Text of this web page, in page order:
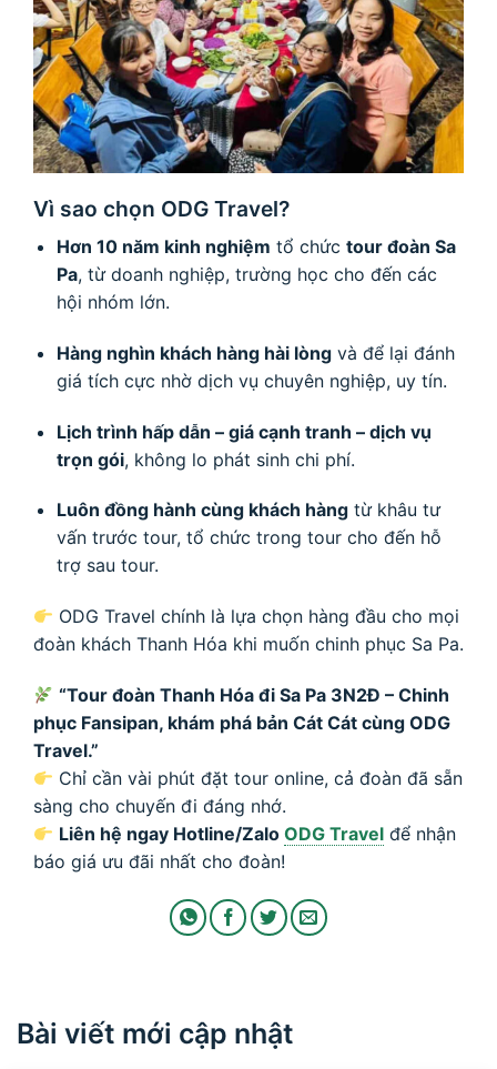
Vì sao chọn ODG Travel?
Hơn 10 năm kinh nghiệm tổ chức tour đoàn Sa
Pa, từ doanh nghiệp, trường học cho đến các
hội nhóm lớn.
Hàng nghìn khách hàng hài lòngvà để lại đánh
giá tích cực nhờ dịch vụ chuyên nghiệp, uy tín.
Lịch trình hấp dẫn – giá cạnh tranh – dịch vụ
trọn gói, không lo phát sinh chi phí.
Luôn đồng hành cùng khách hàngtừ khâu tư
vấn trước tour, tổ chức trong tour cho đến hỗ
trợ sau tour.
ODG Travel chính là lựa chọn hàng đầu cho mọi
đoàn khách Thanh Hóa khi muốn chinh phục Sa Pa.
“Tour đoàn Thanh Hóa đi Sa Pa 3N2Đ – Chinh
phục Fansipan, khám phá bản Cát Cát cùng ODG
Travel.”
Chỉ cần vài phút đặt tour online, cả đoàn đã sẵn
sàng cho chuyến đi đáng nhớ.
Liên hệ ngay Hotline/ZaloODG Travel để nhận
báo giá ưu đãi nhất cho đoàn!
Bài viết mới cập nhật